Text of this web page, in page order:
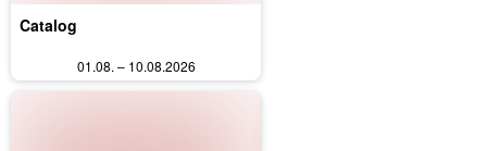
Catalog
01.08. – 10.08.2026